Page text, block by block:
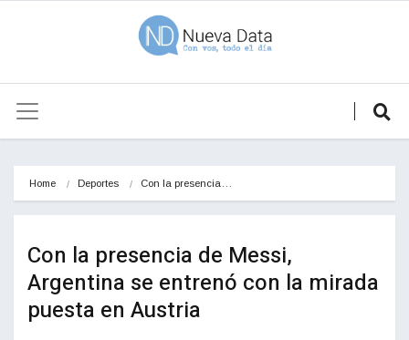
Home Deportes Con la presencia…
Con la presencia de Messi,
Argentina se entrenó con la mirada
puesta en Austria